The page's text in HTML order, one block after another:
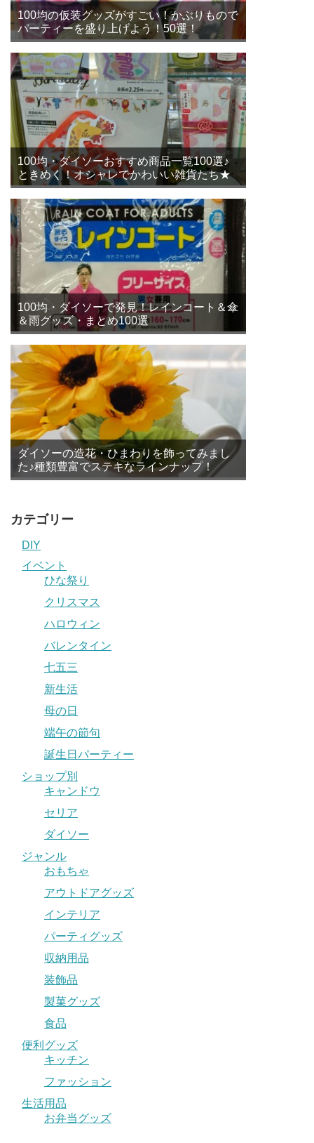
100均の仮装グッズがすごい！かぶりもので
パーティーを盛り上げよう！50選！
100均・ダイソーおすすめ商品一覧100選♪
ときめく！オシャレでかわいい雑貨たち★
100均・ダイソーで発見！レインコート＆傘
＆雨グッズ・まとめ100選
ダイソーの造花・ひまわりを飾ってみまし
た♪種類豊富でステキなラインナップ！
カテゴリー
DIY
イベント
ひな祭り
クリスマス
ハロウィン
バレンタイン
七五三
新生活
母の日
端午の節句
誕生日パーティー
ショップ別
キャンドウ
セリア
ダイソー
ジャンル
おもちゃ
アウトドアグッズ
インテリア
パーティグッズ
収納用品
装飾品
製菓グッズ
食品
便利グッズ
キッチン
ファッション
生活用品
お弁当グッズ